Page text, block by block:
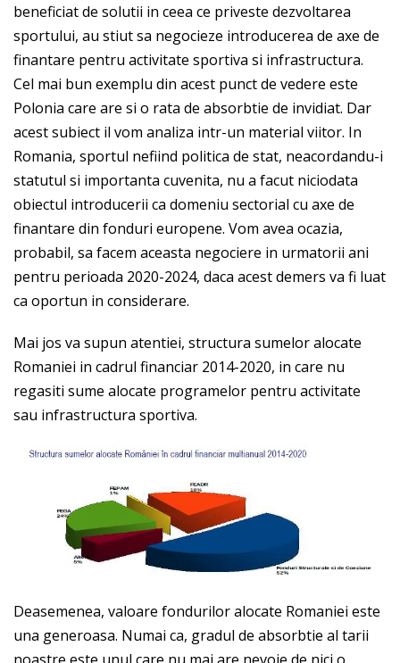
beneficiat de solutii in ceea ce priveste dezvoltarea
sportului, au stiut sa negocieze introducerea de axe de
finantare pentru activitate sportiva si infrastructura.
Cel mai bun exemplu din acest punct de vedere este
Polonia care are si o rata de absorbtie de invidiat. Dar
acest subiect il vom analiza intr-un material viitor. In
Romania, sportul nefiind politica de stat, neacordandu-i
statutul si importanta cuvenita, nu a facut niciodata
obiectul introducerii ca domeniu sectorial cu axe de
finantare din fonduri europene. Vom avea ocazia,
probabil, sa facem aceasta negociere in urmatorii ani
pentru perioada 2020-2024, daca acest demers va fi luat
ca oportun in considerare.
Mai jos va supun atentiei, structura sumelor alocate
Romaniei in cadrul financiar 2014-2020, in care nu
regasiti sume alocate programelor pentru activitate
sau infrastructura sportiva.
Deasemenea, valoare fondurilor alocate Romaniei este
una generoasa. Numai ca, gradul de absorbtie al tarii